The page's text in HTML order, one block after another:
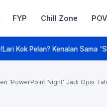
Hype. Real
FYP Chill Zone
'Slow Jogging', Olahraga
'PowerPoint Night' Jadi Opsi